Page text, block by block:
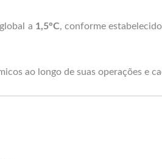
a 1,5°C, conforme
ao longo de suas operações e